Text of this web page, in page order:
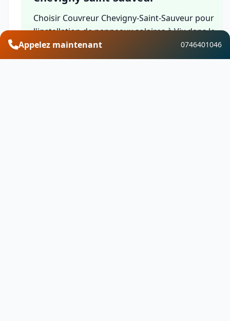
Choisir Couvreur Chevigny-Saint-Sauveur pour
l'installation de panneaux solaires à Vix dans le
département Côte-d'Or, c'est bénéficier de
l'expertise d'une équipe qualifiée, de solutions sur-
Appelez maintenant 0746401046